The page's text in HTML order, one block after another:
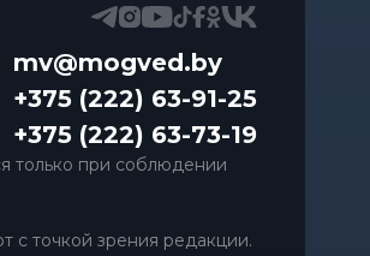
mv@mogved.by
+375 (222) 63-91-25
+375 (222) 63-73-19
только при соблюдении
с точкой зрения редакции.